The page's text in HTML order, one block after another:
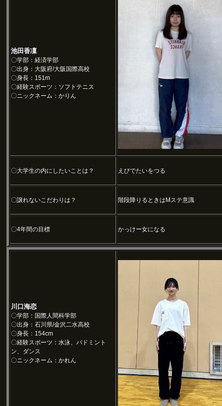
池田香凜
〇学部：経済学部
〇出身：大阪府/大阪国際高校
〇身長：151m
〇経験スポーツ：ソフトテニス
〇ニックネーム：かりん
〇大学生の内にしたいことは？ えびでたいをつる
〇譲れないこだわりは？ 階段降りるときはMステ意識
〇4年間の目標 かっけー女になる
川口海恋
〇学部：国際人間科学部
〇出身：石川県/金沢二水高校
〇身長：154cm
〇経験スポーツ：水泳、バドミント
ン、ダンス
〇ニックネーム：かれん